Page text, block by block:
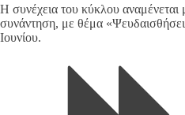
Η συνέχεια του κύκλου αναμένεται
συνάντηση, με θέμα
Ιουνίου.